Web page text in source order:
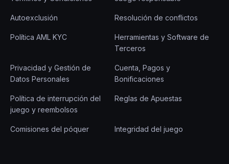
Autoexclusión Resolución de conflictos
Política AML KYC
Herramientas y Software de
Terceros
Privacidad y Gestión de
Datos Personales
Cuenta, Pagos y
Bonificaciones
Política de interrupción del
juego y reembolsos
Reglas de Apuestas
Comisiones del póquer Integridad del juego